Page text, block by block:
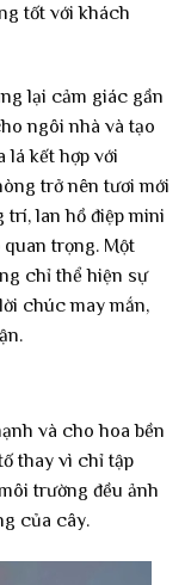
tốt với khách
lại cảm giác gần
ngôi nhà và tạo
lá kết hợp với
trở nên tươi mới
trí, lan hồ điệp mini
trọng. Một
chỉ thể hiện sự
chúc may mắn,
và cho hoa bền
thay vì chỉ tập
trường đều ảnh
của cây.